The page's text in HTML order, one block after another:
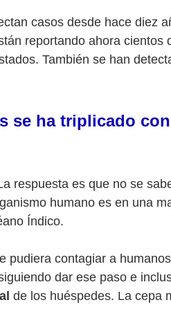
casos desde hace diez
reportando ahora cientos
También se han
se ha triplicado
respuesta es que no se
humano es en una
Índico.
pudiera contagiar a
dar ese paso e
de los huéspedes. La cepa